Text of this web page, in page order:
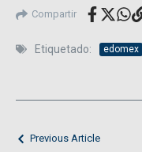
Compartir
Etiquetado: edomex
Previous Article